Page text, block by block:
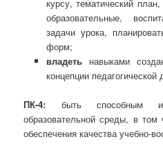
курсу, тематический
образовательные,
задачи урока,
форм;
владетьнавыками
концепции педагогической
ПК-4: быть способным
образовательной среды, в
обеспечения качества учебно-